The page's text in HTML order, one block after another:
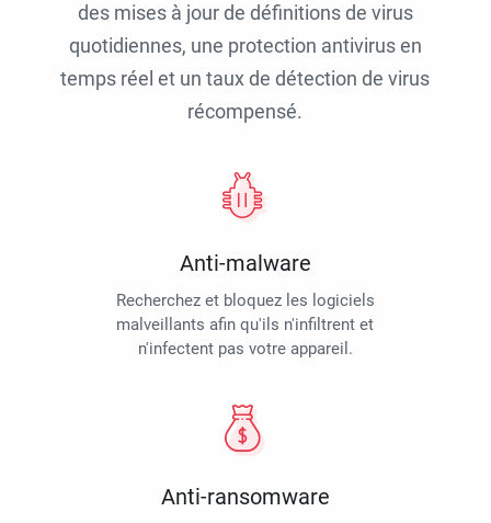
des mises à jour de définitions de virus
quotidiennes, une protection antivirus en
temps réel et un taux de détection de virus
récompensé.
Anti-malware
Recherchez et bloquez les logiciels
malveillants afin qu'ils n'infiltrent et
n'infectent pas votre appareil.
Anti-ransomware